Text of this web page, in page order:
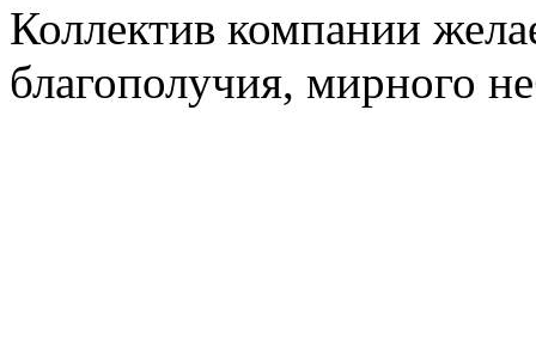
Коллектив компании
благополучия, мирного